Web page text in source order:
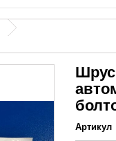
Шрус
Артикул